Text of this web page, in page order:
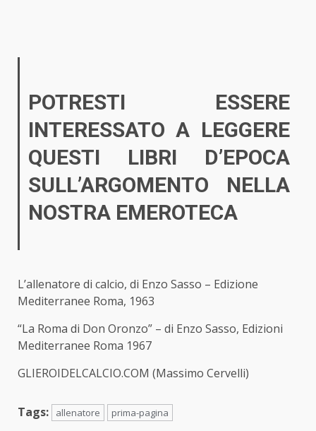
POTRESTI ESSERE
INTERESSATO A LEGGERE
QUESTI LIBRI D’EPOCA
SULL’ARGOMENTO NELLA
NOSTRA EMEROTECA
L’allenatore di calcio, di Enzo Sasso – Edizione
Mediterranee Roma, 1963
“La Roma di Don Oronzo” – di Enzo Sasso, Edizioni
Mediterranee Roma 1967
GLIEROIDELCALCIO.COM (Massimo Cervelli)
Tags: allenatore prima-pagina